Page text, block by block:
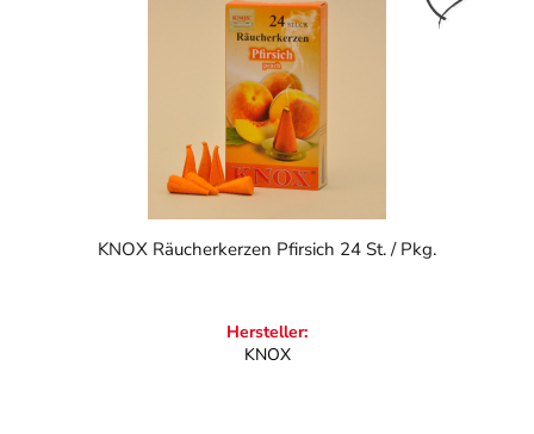
KNOX Räucherkerzen Pfirsich 24 St. / Pkg.
Hersteller:
KNOX